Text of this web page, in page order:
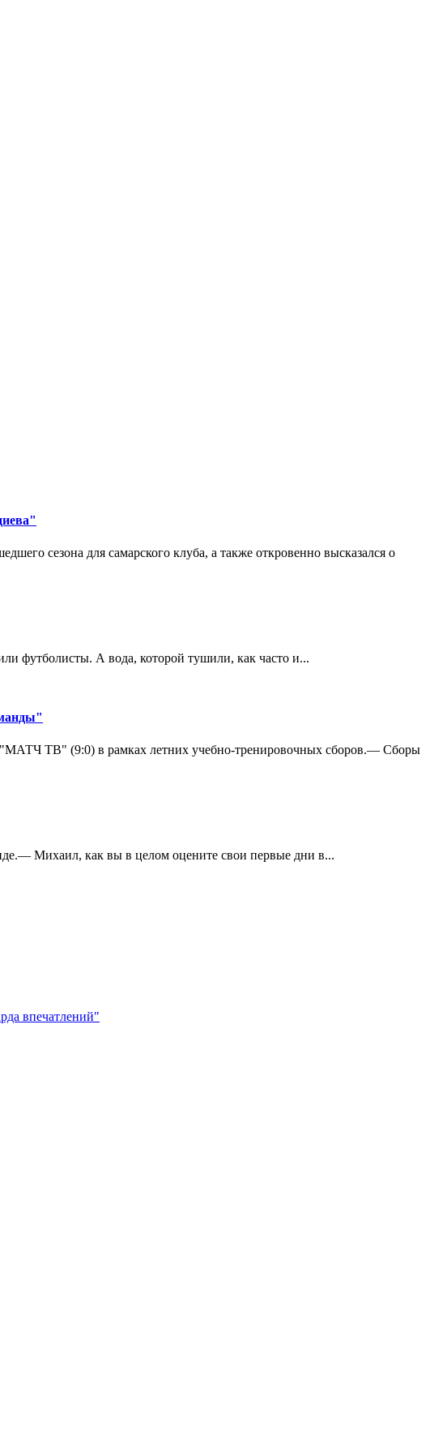
сезона для самарского клуба, а также откровенно высказался о
футболисты. А вода, которой тушили, как часто и...
"МАТЧ ТВ" (9:0) в рамках летних учебно-тренировочных сборов.— Сборы
Михаил, как вы в целом оцените свои первые дни в...
впечатлений"